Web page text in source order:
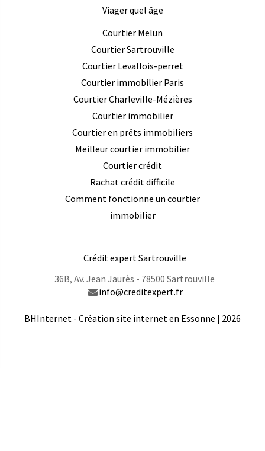
Viager quel âge
Courtier Melun
Courtier Sartrouville
Courtier Levallois-perret
Courtier immobilier Paris
Courtier Charleville-Mézières
Courtier immobilier
Courtier en prêts immobiliers
Meilleur courtier immobilier
Courtier crédit
Rachat crédit difficile
Comment fonctionne un courtier
immobilier
Crédit expert Sartrouville
36B, Av. Jean Jaurès - 78500 Sartrouville
info@creditexpert.fr
BHInternet - Création site internet en Essonne | 2026